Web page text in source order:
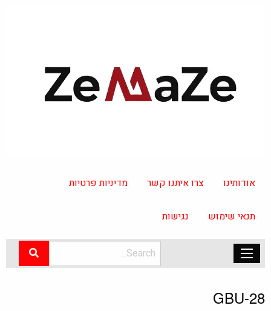
אודותינו צרו איתנו קשר מדיניות פרטיות
תנאי שימוש נגישות
GBU-28